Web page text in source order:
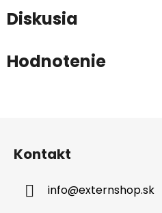
Diskusia
Hodnotenie
Kontakt
info@externshop.sk